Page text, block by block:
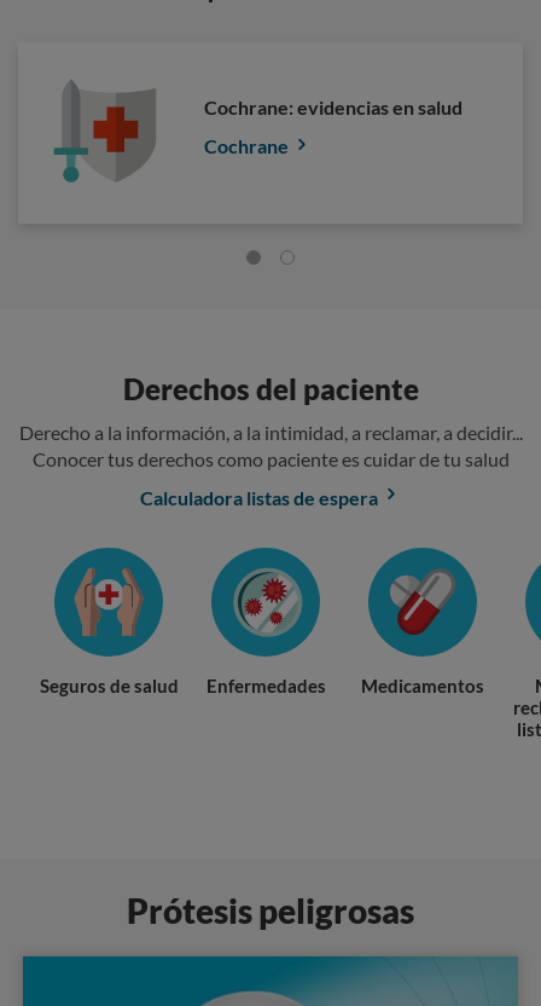
Cochrane: evidencias en salud
Cochrane
Derechos del paciente
Derecho a la información, a la intimidad, a reclamar, a decidir...
Conocer tus derechos como paciente es cuidar de tu salud
Calculadora listas de espera
Seguros de salud Enfermedades Medicamentos
Prótesis peligrosas